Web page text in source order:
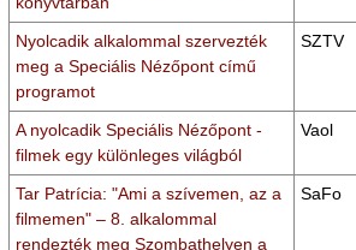
Nyolcadik alkalommal szervezték
meg a Speciális Nézőpont című
programot
SZTV
A nyolcadik Speciális Nézőpont -
filmek egy különleges világból
Vaol
Tar Patrícia: "Ami a szívemen, az a
filmemen" – 8. alkalommal
rendezték meg Szombathelyen a
SaFo